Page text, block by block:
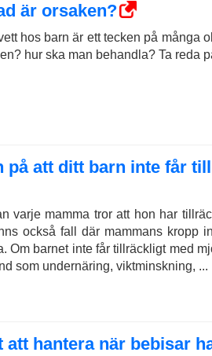
är orsaken?
hos barn är ett tecken på många
hur ska man behandla? Ta reda
på att ditt barn inte får
varje mamma tror att hon har
också fall där mammans kropp
Om barnet inte får tillräckligt med
som undernäring, viktminskning, ...
att hantera när bebisar